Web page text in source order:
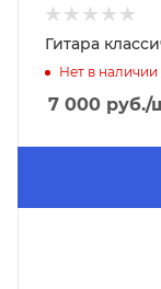
Гитара
Нет в наличии
7 000 руб./